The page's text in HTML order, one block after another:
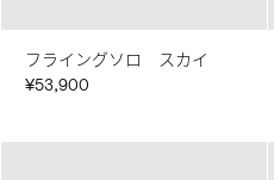
フライングソロ スカイ
¥53,900